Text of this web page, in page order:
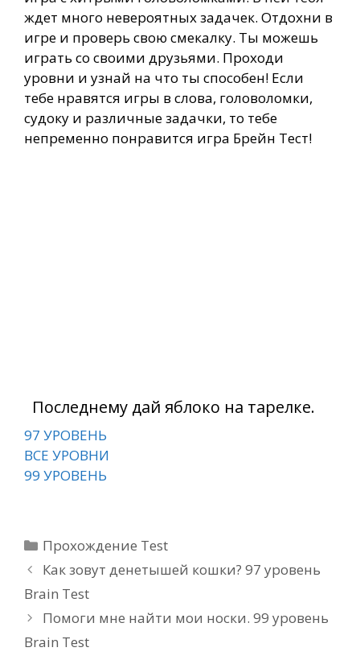
ждет много невероятных задачек. Отдохни в
игре и проверь свою смекалку. Ты можешь
играть со своими друзьями. Проходи
уровни и узнай на что ты способен! Если
тебе нравятся игры в слова, головоломки,
судоку и различные задачки, то тебе
непременно понравится игра Брейн Тест!
Последнему дай яблоко на тарелке.
97 УРОВЕНЬ
ВСЕ УРОВНИ
99 УРОВЕНЬ
Рубрики
Прохождение Test
Как зовут денетышей кошки? 97 уровень
Brain Test
Помоги мне найти мои носки. 99 уровень
Brain Test